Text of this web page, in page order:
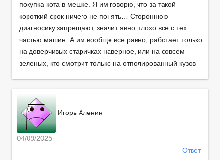
покупка кота в мешке. Я им говорю, что за такой
короткий срок ничего не понять… Стороннюю
диагносику запрещают, значит явно плохо все с тех
частью машин. А им вообще все равно, работает только
на доверчивых старичках наверное, или на совсем
зеленых, кто смотрит только на отполированный кузов
Игорь Аленин
04/09/2025
Ответ